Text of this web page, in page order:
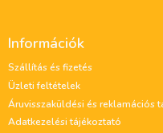
Információk
Szállítás és fizetés
Üzleti feltételek
Áruvisszaküldési és reklamációs
Adatkezelési tájékoztató